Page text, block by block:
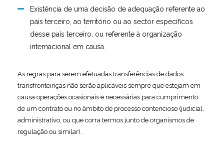
Existência de uma decisão de adequação referente ao
país terceiro, ao território ou ao sector específicos
desse país terceiro, ou referente à organização
internacional em causa.
As regras para serem efetuadas transferências de dados
transfronteiriças não serão aplicáveis sempre que estejam em
causa operações ocasionais e necessárias para cumprimento
de um contrato ou no âmbito de processo contencioso (judicial,
administrativo, ou que corra termos junto de organismos de
regulação ou similar).